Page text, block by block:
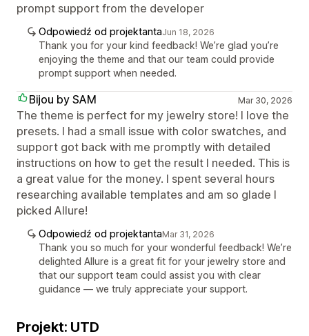
prompt support from the developer
Odpowiedź od projektantaJun 18, 2026
Thank you for your kind feedback! We’re glad you’re
enjoying the theme and that our team could provide
prompt support when needed.
Bijou by SAM Mar 30, 2026
The theme is perfect for my jewelry store! I love the
presets. I had a small issue with color swatches, and
support got back with me promptly with detailed
instructions on how to get the result I needed. This is
a great value for the money. I spent several hours
researching available templates and am so glade I
picked Allure!
Odpowiedź od projektantaMar 31, 2026
Thank you so much for your wonderful feedback! We’re
delighted Allure is a great fit for your jewelry store and
that our support team could assist you with clear
guidance — we truly appreciate your support.
Projekt: UTD